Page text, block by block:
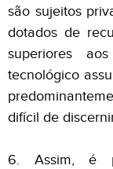
são sujeitos
dotados de
superiores
tecnológico
difícil de
6. Assim, é